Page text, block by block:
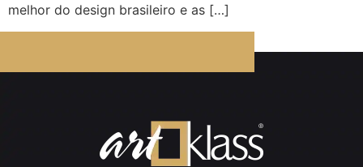
melhor do design brasileiro e as […]